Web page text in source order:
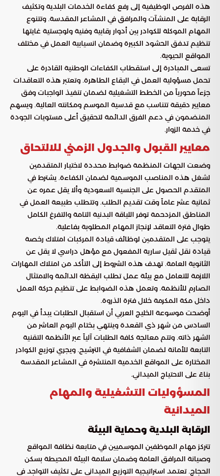
هذه الفرص الوظيفية إلى رفع كفاءة الخدمات البلدية وتكثيف
الرقابة على المنشآت والمرافق في المشاعر المقدسة. وتتنوع
المهام الموكلة للكوادر بين أدوار رقابية وفنية ولوجستية غايتها
تنظيم تدفق الحشود الكبيرة وضمان انسيابية العمل في مختلف
المواقع الحيوية.
تسعى المبادرة إلى استقطاب الكفاءات الوطنية القادرة على
تحمل مسؤولية العمل في البقاع الطاهرة. وتعتبر هذه التعاقدات
جزءاً محورياً من الخطط التشغيلية لضمان تنفيذ الواجبات وفق
معايير دقيقة تتناسب مع قدسية الموسم ومكانته العالية. ويسهم
المنضمون في دعم الفرق الدائمة لتحقيق أعلى مستويات الجودة
في خدمة الزوار.
معايير القبول والجدول الزمني للالتحاق
وضعت الجهات المنظمة ضوابط محددة لاختيار المتقدمين
لشغل هذه المناصب الموسمية لضمان الكفاءة. يشترط في
المتقدم الحصول على الجنسية السعودية وألا يقل عمره عن
ثمانية عشر عاماً وقت تقديم الطلب. وتتطلب طبيعة العمل في
المناطق المزدحمة توفر اللياقة البدنية التامة والتفرغ الكامل
طوال فترة التعاقد لإنجاز المهام المطلوبة بفاعلية.
يتوجب على المتقدمين لوظائف قيادة المركبات امتلاك رخصة
قيادة نقل ثقيل سارية المفعول مع مؤهل دراسي لا يقل عن
الثانوية العامة. تهدف هذه الشروط إلى التأكد من امتلاك المهارات
اللازمة للتعامل مع بيئة عمل تطلب اليقظة الدائمة والامتثال
الصارم للأنظمة. وتعمل هذه الضوابط على تنظيم حركة العمل
داخل مكة المكرمة خلال فترة الذروة.
أوضحت موسوعة الخليج العربي أن استقبال الطلبات يبدأ في اليوم
السادس من شهر ذي القعدة وينتهي بختام اليوم العاشر من
الشهر ذاته. وتتم معالجة كافة الطلبات آلياً عبر الأنظمة التقنية
التابعة للأمانة لضمان الشفافية في الترشيح. ويجري توزيع الكوادر
المختارة على المواقع الخدمية المنتشرة في المشاعر المقدسة
بناءً على الاحتياج الميداني.
المسؤوليات التشغيلية والمهام
الميدانية
الرقابة البلدية وحماية البيئة
تتركز مهام الموظفين الموسميين في متابعة نظافة المواقع
وصيانة المرافق العامة وضمان سلامة البيئة المحيطة بسكن
الحجاج. تعتمد استراتيجية التوزيع الميداني على تكثيف التواجد في